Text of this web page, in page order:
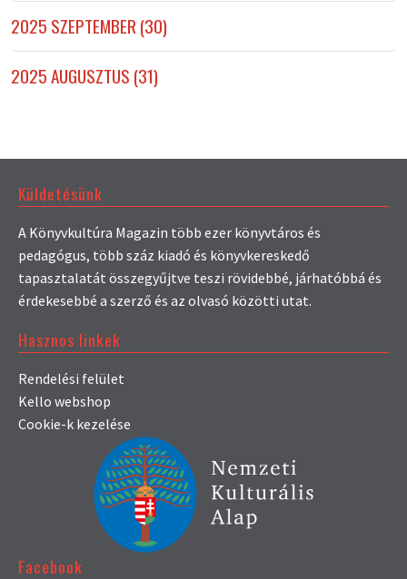
2025 SZEPTEMBER (30)
2025 AUGUSZTUS (31)
Küldetésünk
A Könyvkultúra Magazin több ezer könyvtáros és
pedagógus, több száz kiadó és könyvkereskedő
tapasztalatát összegyűjtve teszi rövidebbé, járhatóbbá és
érdekesebbé a szerző és az olvasó közötti utat.
Hasznos linkek
Rendelési felület
Kello webshop
Cookie-k kezelése
Facebook